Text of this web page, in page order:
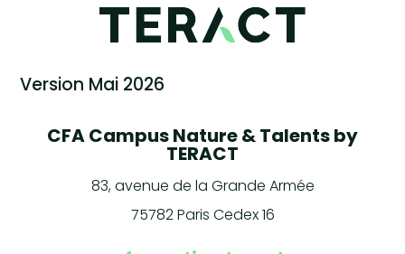
Version Mai 2026
CFA Campus Nature & Talents by
TERACT
83, avenue de la Grande Armée
75782 Paris Cedex 16